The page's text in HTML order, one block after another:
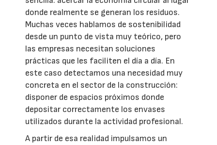
donde realmente se generan los residuos.
Muchas veces hablamos de sostenibilidad
desde un punto de vista muy teórico, pero
las empresas necesitan soluciones
prácticas que les faciliten el día a día. En
este caso detectamos una necesidad muy
concreta en el sector de la construcción:
disponer de espacios próximos donde
depositar correctamente los envases
utilizados durante la actividad profesional.
A partir de esa realidad impulsamos un